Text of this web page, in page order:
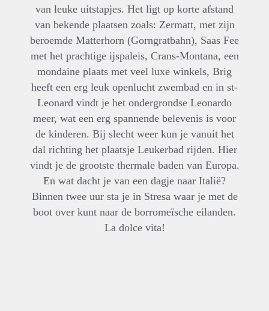
van leuke uitstapjes. Het ligt op korte afstand
van bekende plaatsen zoals: Zermatt, met zijn
beroemde Matterhorn (Gorngratbahn), Saas Fee
met het prachtige ijspaleis, Crans-Montana, een
mondaine plaats met veel luxe winkels, Brig
heeft een erg leuk openlucht zwembad en in st-
Leonard vindt je het ondergrondse Leonardo
meer, wat een erg spannende belevenis is voor
de kinderen. Bij slecht weer kun je vanuit het
dal richting het plaatsje Leukerbad rijden. Hier
vindt je de grootste thermale baden van Europa.
En wat dacht je van een dagje naar Italië?
Binnen twee uur sta je in Stresa waar je met de
boot over kunt naar de borromeïsche eilanden.
La dolce vita!